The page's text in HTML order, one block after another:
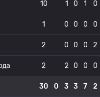
10 1 0 1 0
1 0 0 0 0
2 0 0 0 2
2 2 0 0 0
30 0 3 3 7 2